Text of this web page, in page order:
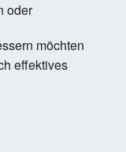
oder
möchten
effektives